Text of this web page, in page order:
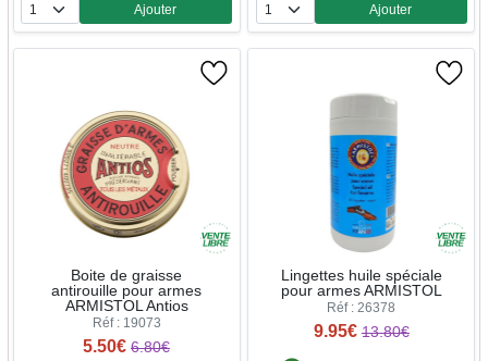
Quantité
Ajouter
Quantité
Ajouter
Boite de graisse
antirouille pour armes
ARMISTOL Antios
Réf : 19073
5.50€ 6.80€
Lingettes huile spéciale
pour armes ARMISTOL
Réf : 26378
9.95€ 13.80€